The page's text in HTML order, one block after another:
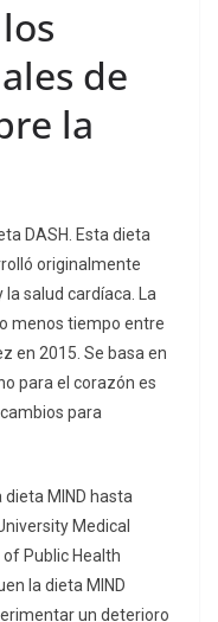
de
la
DASH. Esta dieta
originalmente
salud cardíaca. La
menos tiempo entre
en 2015. Se basa en
para el corazón es
para
dieta MIND hasta
Medical
of Public Health
la dieta MIND
un deterioro